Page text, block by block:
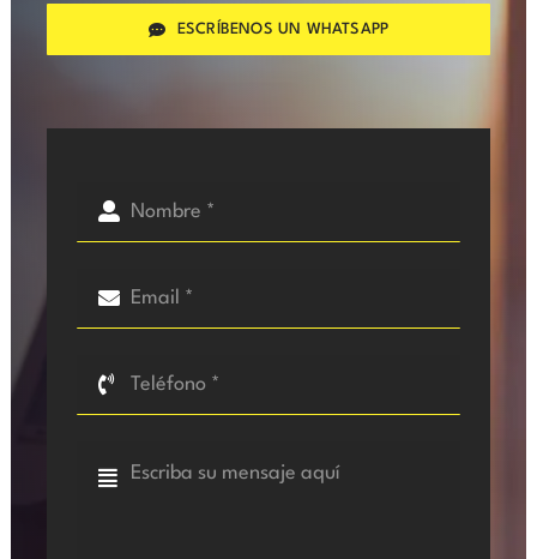
ESCRÍBENOS UN WHATSAPP